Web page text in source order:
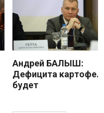
Андрей БАЛЫШ:
Дефицита
будет